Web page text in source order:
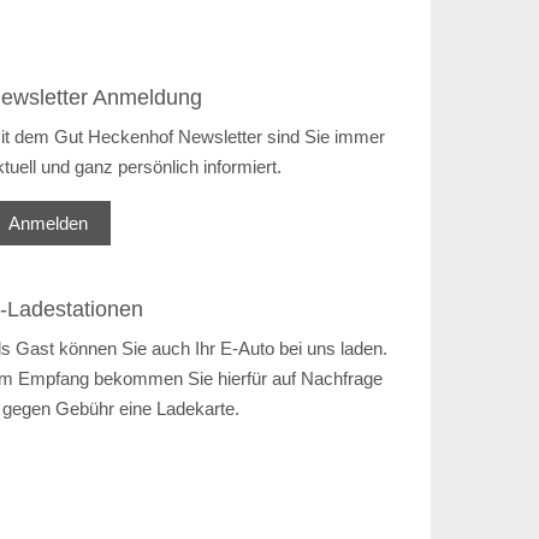
Anmeldung
dem Gut Heckenhof Newsletter sind Sie immer
und ganz persönlich informiert.
Anmelden
Ladestationen
Gast können Sie auch Ihr E-Auto bei uns laden.
Empfang bekommen Sie hierfür auf Nachfrage
Gebühr eine Ladekarte.